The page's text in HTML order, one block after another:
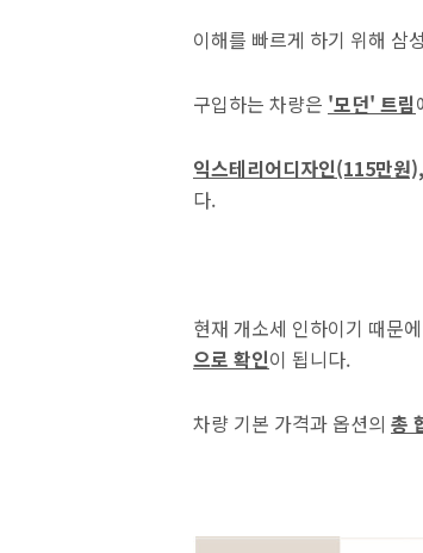
이해를 빠르게 하기 위해 삼
구입하는 차량은 '모던' 트림
익스테리어디자인(115만원
다.
현재 개소세 인하이기 때문에
으로 확인이 됩니다.
차량 기본 가격과 옵션의 총